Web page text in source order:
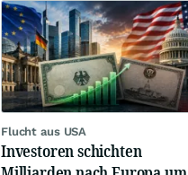
Flucht aus USA
Investoren schichten